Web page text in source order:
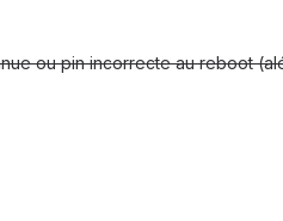
ou pin incorrecte au reboot